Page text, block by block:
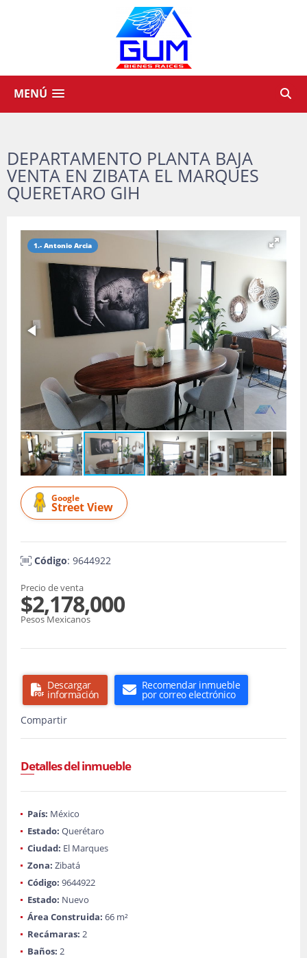
MENÚ
DEPARTAMENTO PLANTA BAJA
VENTA EN ZIBATA EL MARQUES
QUERETARO GIH
1.- Antonio Arcia
Google
Street View
Código: 9644922
Precio de venta
$2,178,000
Pesos Mexicanos
Descargar
información
Recomendar inmueble
por correo electrónico
Compartir
Detalles del inmueble
País: México
Estado: Querétaro
Ciudad: El Marques
Zona: Zibatá
Código: 9644922
Estado: Nuevo
Área Construida: 66 m²
Recámaras: 2
Baños: 2